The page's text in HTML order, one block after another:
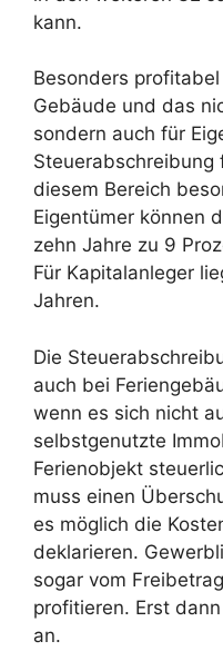
kann.
Besonders
Gebäude und das
sondern auch für
Steuerabschreibung
diesem Bereich
Eigentümer können
zehn Jahre zu 9
Für Kapitalanleger
Jahren.
Die
auch bei
wenn es sich nicht
selbstgenutzte
Ferienobjekt
muss einen
es möglich die
deklarieren.
sogar vom
profitieren. Erst
an.